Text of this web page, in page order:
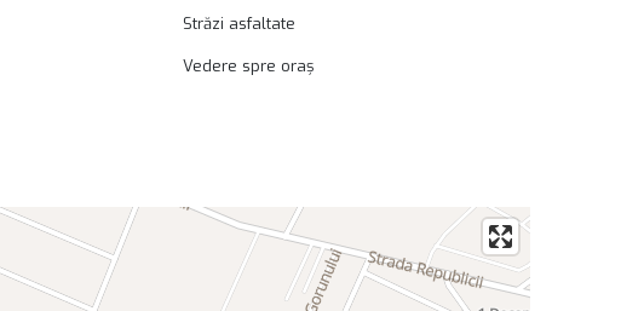
Străzi asfaltate
Vedere spre oraș